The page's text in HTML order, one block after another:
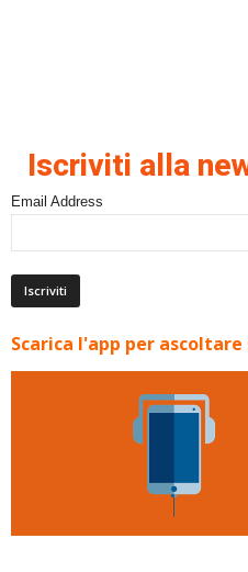
Iscriviti alla
Email Address
Scarica l'app per ascoltare